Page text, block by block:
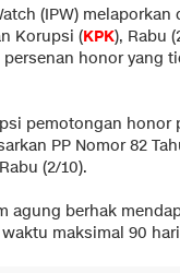
(IPW) melaporkan
Korupsi (KPK), Rabu
honor yang
pemotongan honor
PP Nomor 82
(2/10).
agung berhak
maksimal 90